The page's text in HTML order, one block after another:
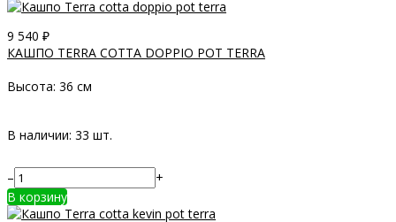
9 540 ₽
КАШПО TERRA COTTA DOPPIO POT TERRA
Высота: 36 см
В наличии: 33 шт.
–
+
В корзину